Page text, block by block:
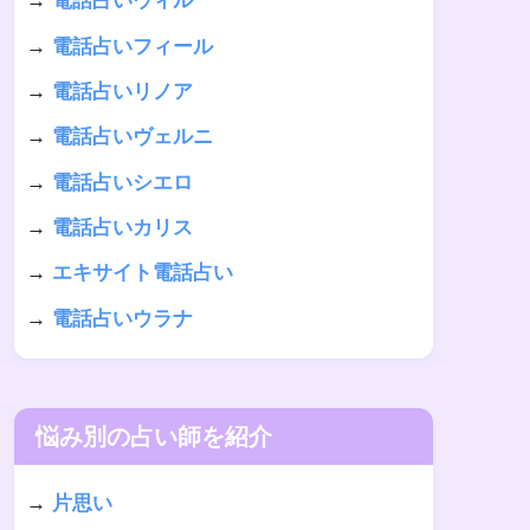
→ 電話占いフィール
→ 電話占いリノア
→ 電話占いヴェルニ
→ 電話占いシエロ
→ 電話占いカリス
→ エキサイト電話占い
→ 電話占いウラナ
悩み別の占い師を紹介
→ 片思い